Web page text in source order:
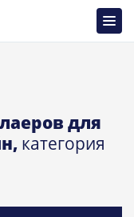
для
категория